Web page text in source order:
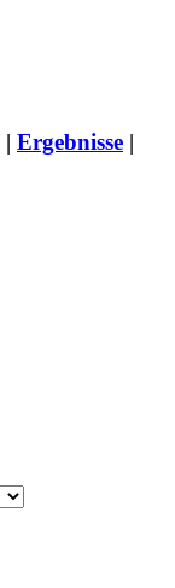
| Ergebnisse |